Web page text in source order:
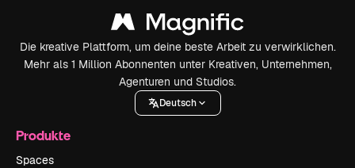
Die kreative Plattform, um deine beste Arbeit zu verwirklichen.
Mehr als 1 Million Abonnenten unter Kreativen, Unternehmen,
Agenturen und Studios.
Deutsch
Produkte
Spaces